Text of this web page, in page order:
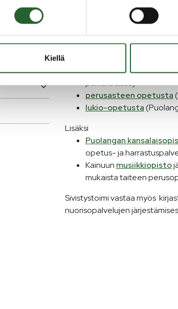
Kiellä
Puolangan kunnan
varhaiskasvatus- ja
varhaiskasvatusta
perhepäivähoidossa)
(Touhula
koululaisten aamu- ja
päiväkodissa)
perusasteen opetusta
lukio-opetusta
Lisäksi
Puolangan
opetus- ja
Kainuun musiikkiopisto
mukaista taiteen
Sivistystoimi vastaa myös
nuorisopalvelujen